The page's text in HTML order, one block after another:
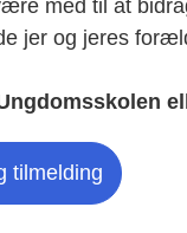
med til at
jer og jeres
tilmelding